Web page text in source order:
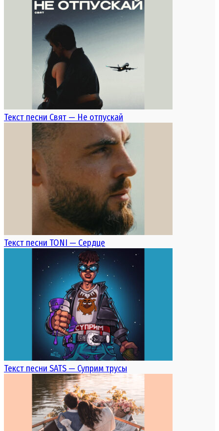
Текст песни Свят — Не отпускай
Текст песни TONI — Сердце
Текст песни SATS — Суприм трусы